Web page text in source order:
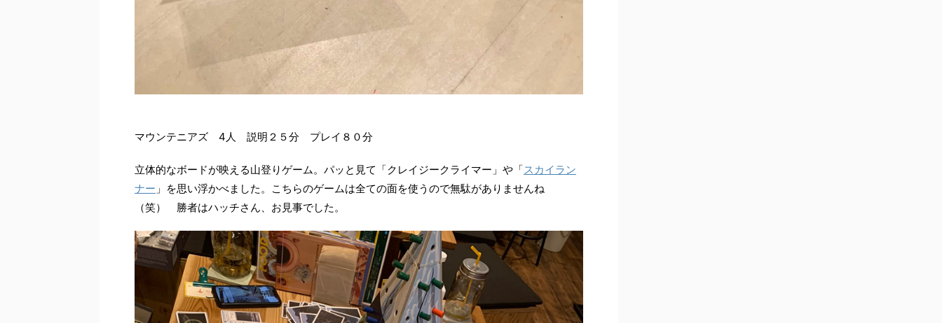
マウンテニアズ 4人 説明２５分 プレイ８０分
立体的なボードが映える山登りゲーム。パッと見て「クレイジークライマー」や「スカイラン
ナー 」を思い浮かべました。こちらのゲームは全ての面を使うので無駄がありませんね
（笑） 勝者はハッチさん、お見事でした。